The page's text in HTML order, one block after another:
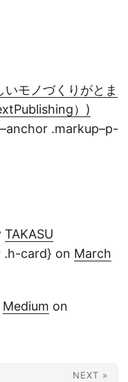
モノづくりがとま
）)
.markup–p-
TAKASU
card} on March
Medium on
NEXT »